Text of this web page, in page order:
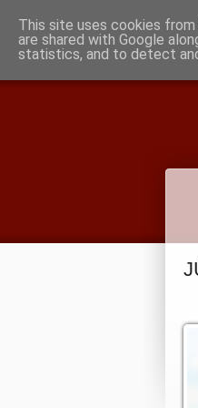
This site uses cookies
are shared with Google
statistics, and to detect